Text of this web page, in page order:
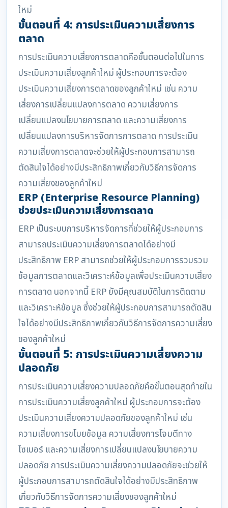
ใหม่
ขั้นตอนที่ 4: การประเมินความเสี่ยงการ
ตลาด
การประเมินความเสี่ยงการตลาดคือขั้นตอนต่อไปในการ
ประเมินความเสี่ยงลูกค้าใหม่ ผู้ประกอบการจะต้อง
ประเมินความเสี่ยงการตลาดของลูกค้าใหม่ เช่น ความ
เสี่ยงการเปลี่ยนแปลงการตลาด ความเสี่ยงการ
เปลี่ยนแปลงนโยบายการตลาด และความเสี่ยงการ
เปลี่ยนแปลงการบริหารจัดการการตลาด การประเมิน
ความเสี่ยงการตลาดจะช่วยให้ผู้ประกอบการสามารถ
ตัดสินใจได้อย่างมีประสิทธิภาพเกี่ยวกับวิธีการจัดการ
ความเสี่ยงของลูกค้าใหม่
ERP (Enterprise Resource Planning)
ช่วยประเมินความเสี่ยงการตลาด
ERP เป็นระบบการบริหารจัดการที่ช่วยให้ผู้ประกอบการ
สามารถประเมินความเสี่ยงการตลาดได้อย่างมี
ประสิทธิภาพ ERP สามารถช่วยให้ผู้ประกอบการรวบรวม
ข้อมูลการตลาดและวิเคราะห์ข้อมูลเพื่อประเมินความเสี่ยง
การตลาด นอกจากนี้ ERP ยังมีคุณสมบัติในการติดตาม
และวิเคราะห์ข้อมูล ซึ่งช่วยให้ผู้ประกอบการสามารถตัดสิน
ใจได้อย่างมีประสิทธิภาพเกี่ยวกับวิธีการจัดการความเสี่ยง
ของลูกค้าใหม่
ขั้นตอนที่ 5: การประเมินความเสี่ยงความ
ปลอดภัย
การประเมินความเสี่ยงความปลอดภัยคือขั้นตอนสุดท้ายใน
การประเมินความเสี่ยงลูกค้าใหม่ ผู้ประกอบการจะต้อง
ประเมินความเสี่ยงความปลอดภัยของลูกค้าใหม่ เช่น
ความเสี่ยงการขโมยข้อมูล ความเสี่ยงการโจมตีทาง
ไซเบอร์ และความเสี่ยงการเปลี่ยนแปลงนโยบายความ
ปลอดภัย การประเมินความเสี่ยงความปลอดภัยจะช่วยให้
ผู้ประกอบการสามารถตัดสินใจได้อย่างมีประสิทธิภาพ
เกี่ยวกับวิธีการจัดการความเสี่ยงของลูกค้าใหม่